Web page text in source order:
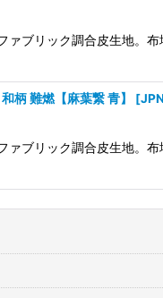
ァブリック調合皮生地。
柄 難燃【麻葉繋 青】 [
ァブリック調合皮生地。